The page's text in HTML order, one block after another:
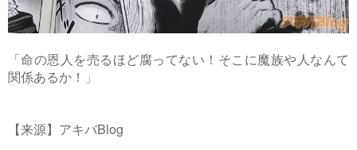
「命の恩人を売るほど腐ってない！そこに魔族や人なんて
関係あるか！」
【来源】アキバBlog